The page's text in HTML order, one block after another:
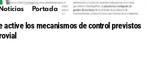
Noticias Portada
active los mecanismos de control previstos